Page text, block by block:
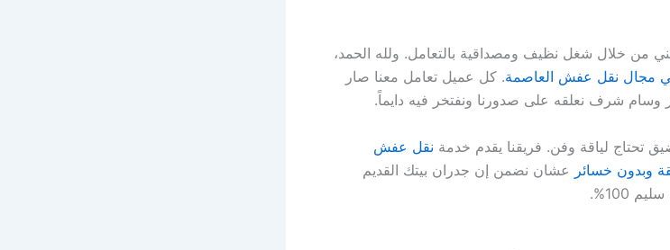
من خلال شغل نظيف ومصداقية بالتعامل. ولله الحمد،
في مجال نقل عفش العاصمة. كل عميل تعامل معنا صار
وسام شرف نعلقه على صدورنا ونفتخر فيه دايماً.
تحتاج لياقة وفن. فريقنا يقدم خدمة نقل عفش
وبدون خسائر عشان نضمن إن جدران بيتك القديم